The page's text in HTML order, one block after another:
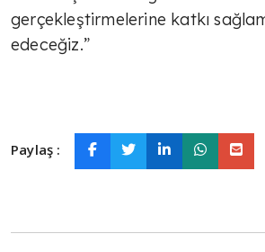
gerçekleştirmelerine katkı
edeceğiz.”
Paylaş :